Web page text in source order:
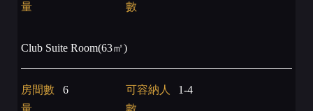
量
數
Club Suite Room(63㎡)
房間數
量
6
可容納人
數
1-4